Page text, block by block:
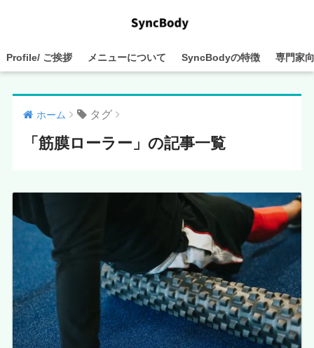
Profile/ ご挨拶 メニューについて SyncBodyの特徴 専門家
ホーム タグ
「筋膜ローラー」の記事一覧